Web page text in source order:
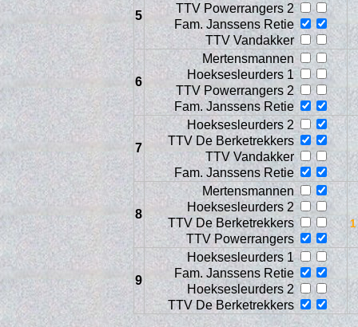
5
TTV Powerrangers 2
Fam. Janssens Retie
TTV Vandakker
6
Mertensmannen
Hoeksesleurders 1
TTV Powerrangers 2
Fam. Janssens Retie
7
Hoeksesleurders 2
TTV De Berketrekkers
TTV Vandakker
Fam. Janssens Retie
8
Mertensmannen
Hoeksesleurders 2
TTV De Berketrekkers
TTV Powerrangers
9
Hoeksesleurders 1
Fam. Janssens Retie
Hoeksesleurders 2
TTV De Berketrekkers